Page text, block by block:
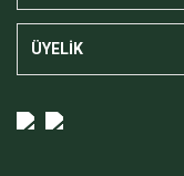
ÜYELİK